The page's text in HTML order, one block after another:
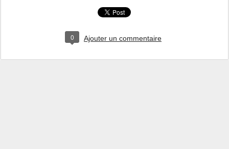
0 Ajouter un commentaire